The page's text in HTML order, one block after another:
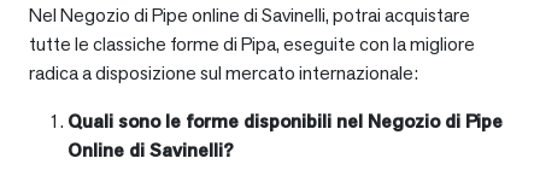
Nel Negozio di Pipe online di Savinelli, potrai acquistare
tutte le classiche forme di Pipa, eseguite con la migliore
radica a disposizione sul mercato internazionale:
Quali sono le forme disponibili nel Negozio di Pipe
Online di Savinelli?